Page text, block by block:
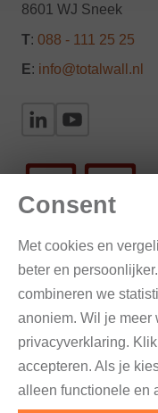
8601 WJ Sneek
T: 088 - 111 25 25
E: info@totalwall.nl
Gevelinspectie en
Verankering en
Renovatie &
Consent
Met cookies en
beter en
combineren we
anoniem. Wil je meer
privacyverklaring. Klik
accepteren. Als je
alleen functionele en